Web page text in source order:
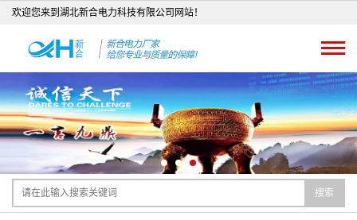
欢迎您来到湖北新合电力科技有限公司网站！
搜索